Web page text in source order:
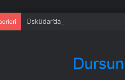
Üsküdar’da seçimi CHP’nin